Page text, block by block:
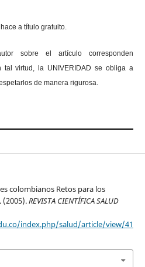
a título gratuito.
sobre el artículo corresponden
tal virtud, la UNIVERIDAD se obliga a
de manera rigurosa.
colombianos Retos para los
(2005).REVISTA CIENTÍFICA SALUD
index.php/salud/article/view/41